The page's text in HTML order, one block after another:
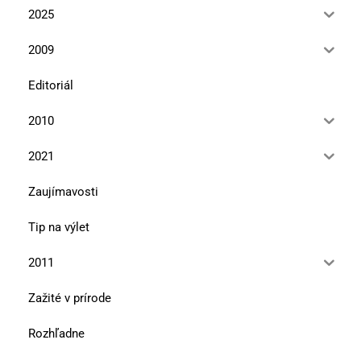
2025
2009
Editoriál
2010
2021
Zaujímavosti
Tip na výlet
2011
Zažité v prírode
Rozhľadne